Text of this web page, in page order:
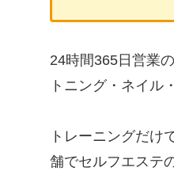
24時間365日営業
トニング・ネイル
トレーニングだ
舗でセルフエステ